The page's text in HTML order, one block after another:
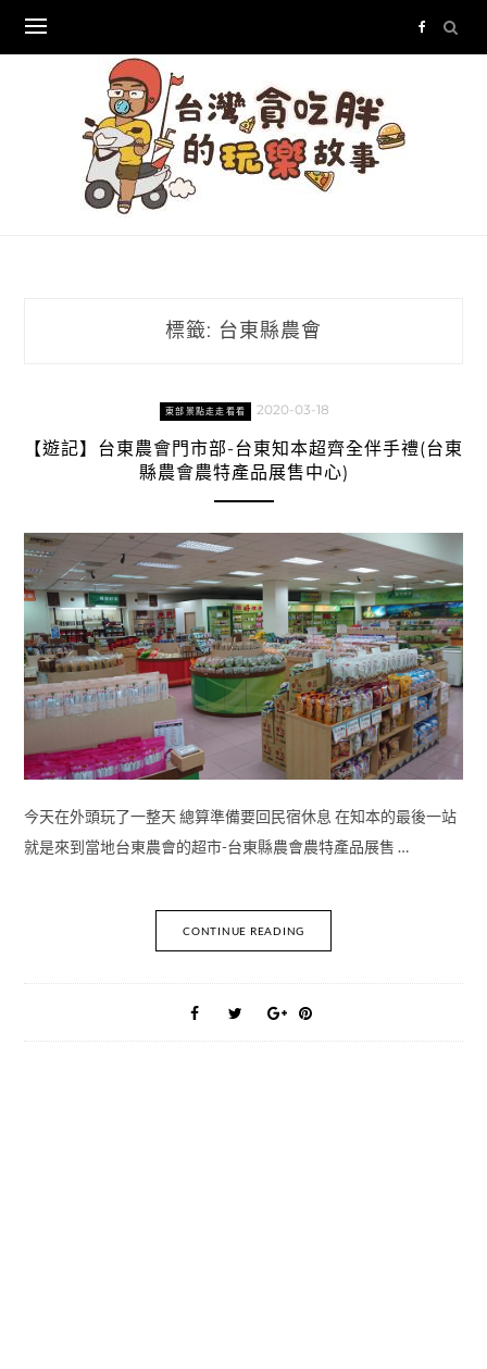
content
標籤: 台東縣農會
東部景點走走看看 2020-03-18
【遊記】台東農會門市部-台東知本超齊全伴手禮(台東
縣農會農特產品展售中心)
今天在外頭玩了一整天 總算準備要回民宿休息 在知本的最後一站
就是來到當地台東農會的超市-台東縣農會農特產品展售 …
CONTINUE READING